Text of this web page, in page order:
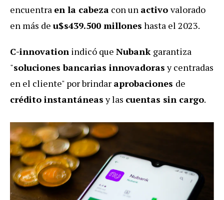
encuentra en la cabeza con un activo valorado
en más de u$s439.500 millones hasta el 2023.
C-innovation indicó que Nubank garantiza
"soluciones bancarias innovadorasy centradas
en el cliente" por brindar aprobaciones de
crédito instantáneasy las cuentas sin cargo.